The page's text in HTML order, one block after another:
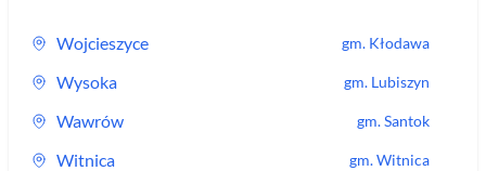
Wojcieszyce gm. Kłodawa
Wysoka gm. Lubiszyn
Wawrów gm.Santok
Witnica gm.Witnica